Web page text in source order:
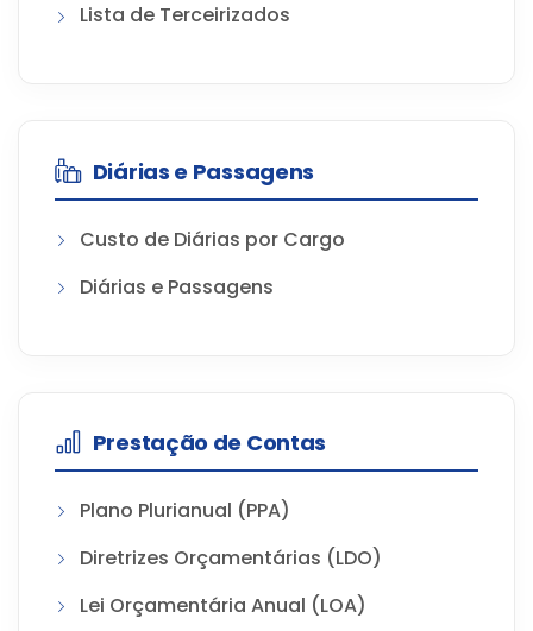
Lista de Terceirizados
Diárias e Passagens
Custo de Diárias por Cargo
Diárias e Passagens
Prestação de Contas
Plano Plurianual (PPA)
Diretrizes Orçamentárias (LDO)
Lei Orçamentária Anual (LOA)